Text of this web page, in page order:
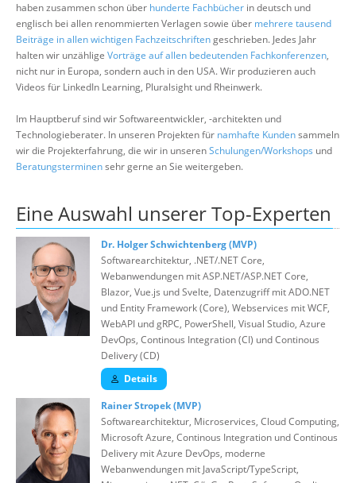
Suche
haben zusammen schon über hunderte Fachbücher in deutsch und
englisch bei allen renommierten Verlagen sowie über mehrere tausend
Beiträge in allen wichtigen Fachzeitschriftengeschrieben. Jedes Jahr
halten wir unzählige Vorträge auf allen bedeutenden Fachkonferenzen,
nicht nur in Europa, sondern auch in den USA. Wir produzieren auch
Videos für LinkedIn Learning, Pluralsight und Rheinwerk.
Im Hauptberuf sind wir Softwareentwickler, -architekten und
Technologieberater. In unseren Projekten für namhafte Kundensammeln
wir die Projekterfahrung, die wir in unserenSchulungen/Workshops und
Beratungsterminensehr gerne an Sie weitergeben.
Eine Auswahl unserer Top-Experten
Dr. Holger Schwichtenberg (MVP)
Softwarearchitektur, .NET/.NET Core,
Webanwendungen mit ASP.NET/ASP.NET Core,
Blazor, Vue.js und Svelte, Datenzugriff mit ADO.NET
und Entity Framework (Core), Webservices mit WCF,
WebAPI und gRPC, PowerShell, Visual Studio, Azure
DevOps, Continous Integration (CI) und Continous
Delivery (CD)
Details
Rainer Stropek (MVP)
Softwarearchitektur, Microservices, Cloud Computing,
Microsoft Azure, Continous Integration und Continous
Delivery mit Azure DevOps, moderne
Webanwendungen mit JavaScript/TypeScript,